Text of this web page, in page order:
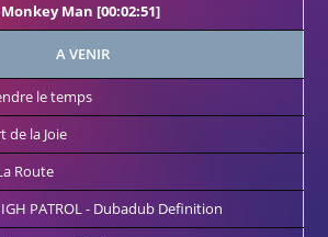
Monkey Man [00:02:51]
A VENIR
le temps
de la Joie
Route
PATROL- Dubadub Definition